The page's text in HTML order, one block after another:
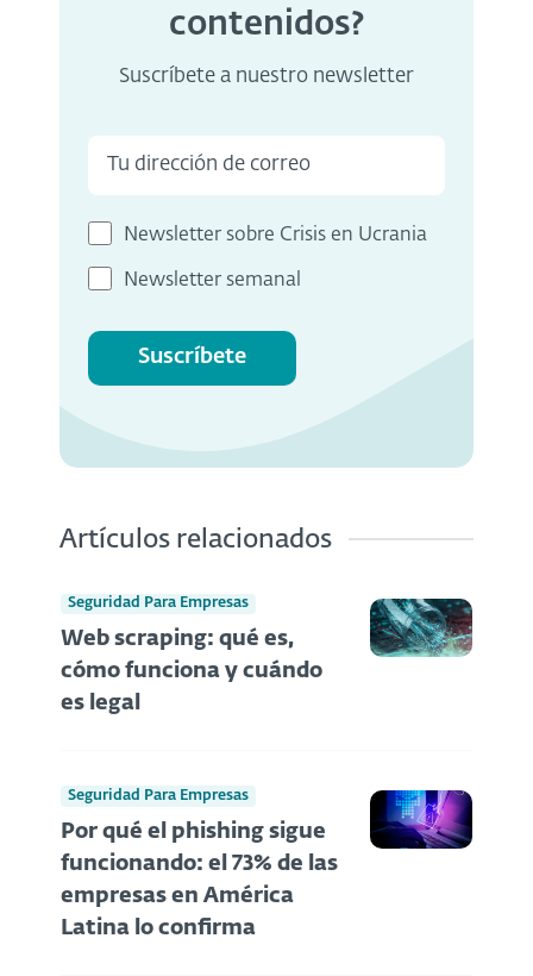
contenidos?
Suscríbete a nuestro newsletter
Newsletter sobre Crisis en Ucrania
Newsletter semanal
Suscríbete
Artículos relacionados
Seguridad Para Empresas
Web scraping: qué es,
cómo funciona y cuándo
es legal
Seguridad Para Empresas
Por qué el phishing sigue
funcionando: el 73% de las
empresas en América
Latina lo confirma